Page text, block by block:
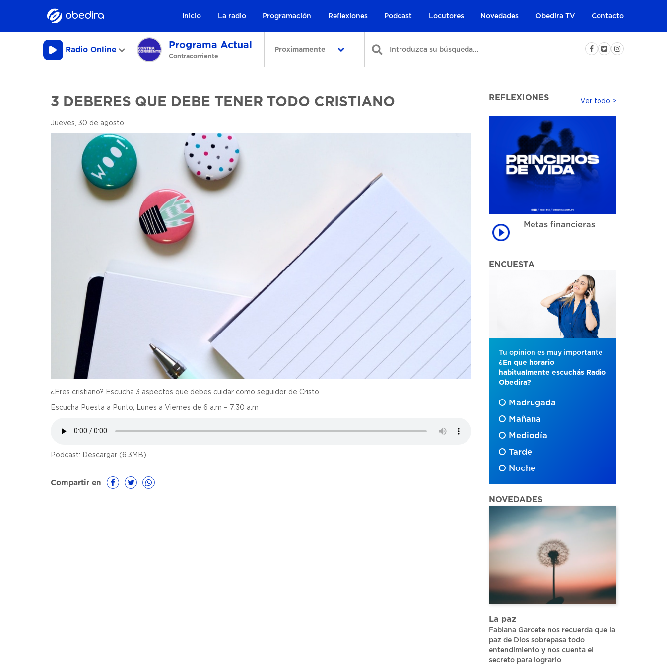
Inicio La radio Programación Reflexiones Podcast Locutores Novedades Obedira TV Contacto
Radio Online Programa Actual
Contracorriente
Proximamente
3 DEBERES QUE DEBE TENER TODO CRISTIANO
Jueves, 30 de agosto
¿Eres cristiano? Escucha 3 aspectos que debes cuidar como seguidor de Cristo.
Escucha Puesta a Punto; Lunes a Viernes de 6 a.m – 7:30 a.m
Podcast: Descargar (6.3MB)
Compartir en
REFLEXIONES Ver todo >
Metas financieras
ENCUESTA
Tu opinion es muy importante
¿En que horario
habitualmente escuchás Radio
Obedira?
Madrugada
Mañana
Mediodía
Tarde
Noche
NOVEDADES
La paz
Fabiana Garcete nos recuerda que la
paz de Dios sobrepasa todo
entendimiento y nos cuenta el
secreto para lograrlo